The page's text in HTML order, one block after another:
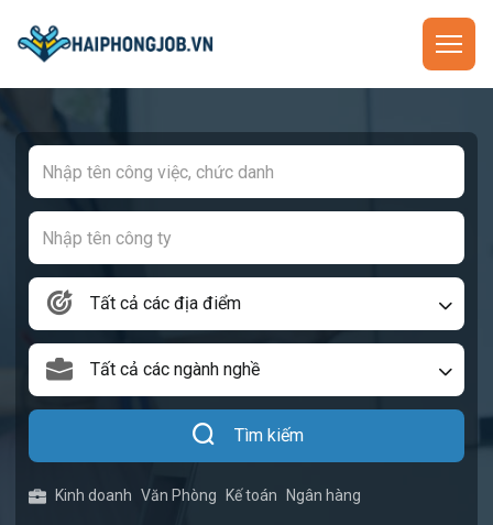
Tất cả các địa điểm
Tất cả các ngành nghề
Tìm kiếm
Kinh doanh Văn Phòng Kế toán Ngân hàng